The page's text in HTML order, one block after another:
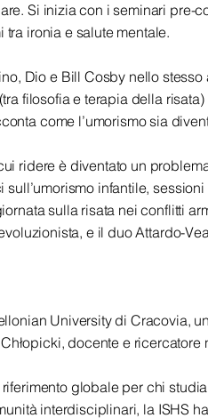
Si inizia con i seminari pre-
tra ironia e salute mentale.
Dio e Bill Cosby nello stesso
filosofia e terapia della risata)
come l’umorismo sia
ridere è diventato un
infantile,
sulla risata nei conflitti
e il duo Attardo-
University di Cracovia,
docente e
globale per chi
interdisciplinari, la ISHS